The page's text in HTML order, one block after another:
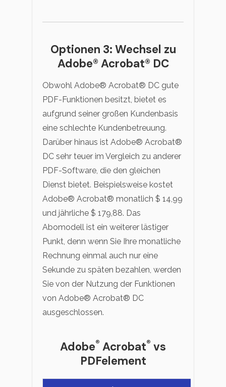
Optionen 3: Wechsel zu
Adobe® Acrobat® DC
Obwohl Adobe® Acrobat® DC gute
PDF-Funktionen besitzt, bietet es
aufgrund seiner großen Kundenbasis
eine schlechte Kundenbetreuung.
Darüber hinaus ist Adobe® Acrobat®
DC sehr teuer im Vergleich zu anderer
PDF-Software, die den gleichen
Dienst bietet. Beispielsweise kostet
Adobe® Acrobat® monatlich $ 14,99
und jährliche $ 179,88. Das
Abomodell ist ein weiterer lästiger
Punkt, denn wenn Sie Ihre monatliche
Rechnung einmal auch nur eine
Sekunde zu späten bezahlen, werden
Sie von der Nutzung der Funktionen
von Adobe® Acrobat® DC
ausgeschlossen.
Adobe® Acrobat® vs
PDFelement